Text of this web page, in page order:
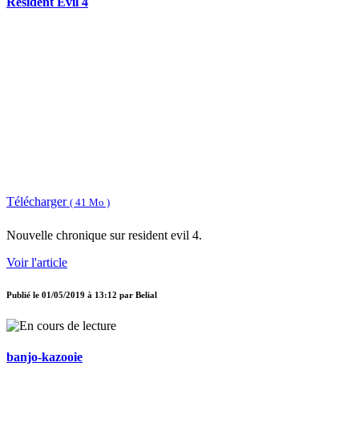
Télécharger ( 41 Mo )
Nouvelle chronique sur resident evil 4.
Voir l'article
Publié le 01/05/2019 à 13:12 par Belial
banjo-kazooie